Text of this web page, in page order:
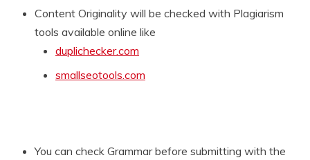
Content Originality will be checked with Plagiarism
tools available online like
duplichecker.com
smallseotools.com
You can check Grammar before submitting with the